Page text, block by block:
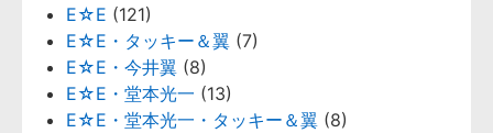
E☆E (121)
E☆E・タッキー＆翼 (7)
E☆E・今井翼 (8)
E☆E・堂本光一 (13)
E☆E・堂本光一・タッキー＆翼 (8)